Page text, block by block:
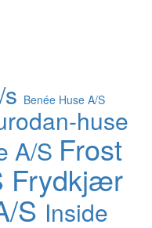
Benée Huse A/S
huse
A/S Frost
Frydkjær
S Inside